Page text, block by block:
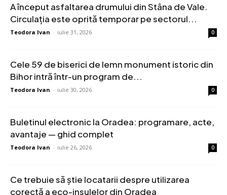
A început asfaltarea drumului din Stâna de Vale.
Circulația este oprită temporar pe sectorul...
Teodora Ivan - iulie 31, 2026 0
Cele 59 de biserici de lemn monument istoric din
Bihor intră într-un program de...
Teodora Ivan - iulie 30, 2026 0
Buletinul electronic la Oradea: programare, acte,
avantaje — ghid complet
Teodora Ivan - iulie 26, 2026 0
Ce trebuie să știe locatarii despre utilizarea
corectă a eco-insulelor din Oradea